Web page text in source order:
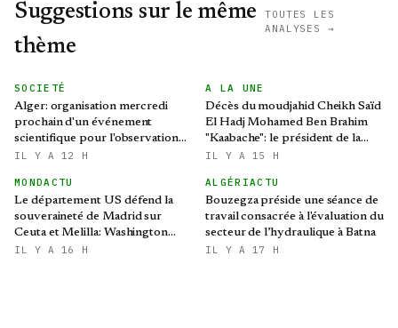
Suggestions sur le même
thème
TOUTES LES
ANALYSES →
SOCIETÉ
Alger: organisation mercredi
prochain d'un événement
scientifique pour l'observation
de l'éclipse solaire partielle
IL Y A 12 H
A LA UNE
Décès du moudjahid Cheikh Saïd
El Hadj Mohamed Ben Brahim
"Kaabache": le président de la
République présente ses
IL Y A 15 H
MONDACTU
Le département US défend la
souveraineté de Madrid sur
Ceuta et Melilla: Washington
refroidit les ambitions
IL Y A 16 H
ALGÉRIACTU
Bouzegza préside une séance de
travail consacrée à l'évaluation du
secteur de l’hydraulique à Batna
IL Y A 17 H